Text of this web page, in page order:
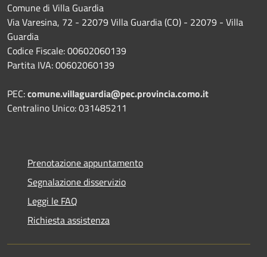
Comune di Villa Guardia
Via Varesina, 72 - 22079 Villa Guardia (CO) - 22079 - Villa
Guardia
Codice Fiscale: 00602060139
Partita IVA: 00602060139
PEC:comune.villaguardia@pec.provincia.como.it
Centralino Unico: 031485211
Prenotazione appuntamento
Segnalazione disservizio
Leggi le FAQ
Richiesta assistenza